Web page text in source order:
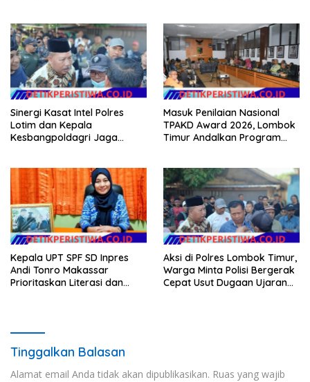
Sinergi Kasat Intel Polres
Lotim dan Kepala
Kesbangpoldagri Jaga
Masuk Penilaian Nasional
TPAKD Award 2026, Lombok
Timur Andalkan Program
Warga
Kepala UPT SPF SD Inpres
Andi Tonro Makassar
Prioritaskan Literasi dan
Aksi di Polres Lombok Timur,
Warga Minta Polisi Bergerak
Cepat Usut Dugaan Ujaran
Tinggalkan Balasan
Alamat email Anda tidak akan dipublikasikan. Ruas yang wajib